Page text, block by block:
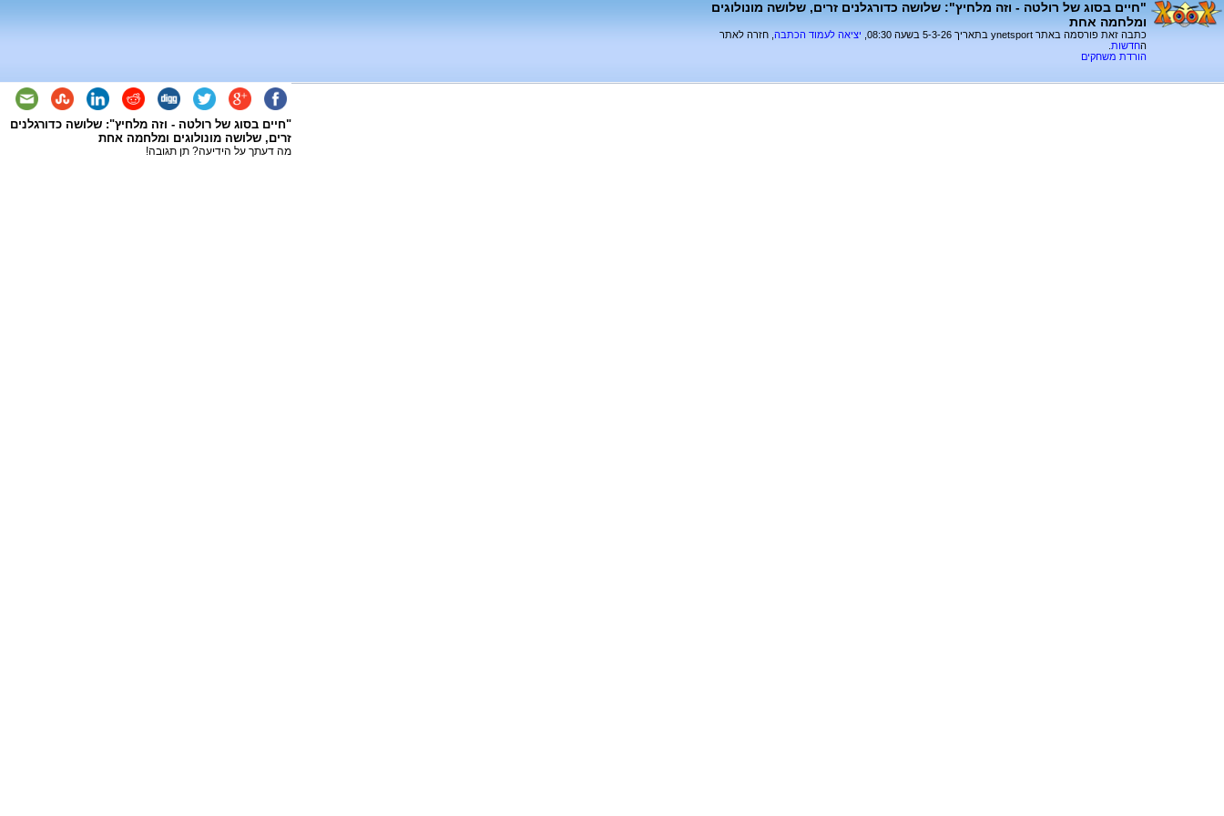
"חיים בסוג של רולטה - וזה מלחיץ": שלושה כדורגלנים זרים, שלושה מונולוגים
ומלחמה אחת
כתבה זאת פורסמה באתר ynetsport בתאריך 5-3-26 בשעה 08:30, יציאה לעמוד הכתבה , חזרה לאתר
החדשות
הורדת משחקים
"חיים בסוג של רולטה - וזה מלחיץ": שלושה כדורגלנים
זרים, שלושה מונולוגים ומלחמה אחת
מה דעתך על הידיעה? תן תגובה!